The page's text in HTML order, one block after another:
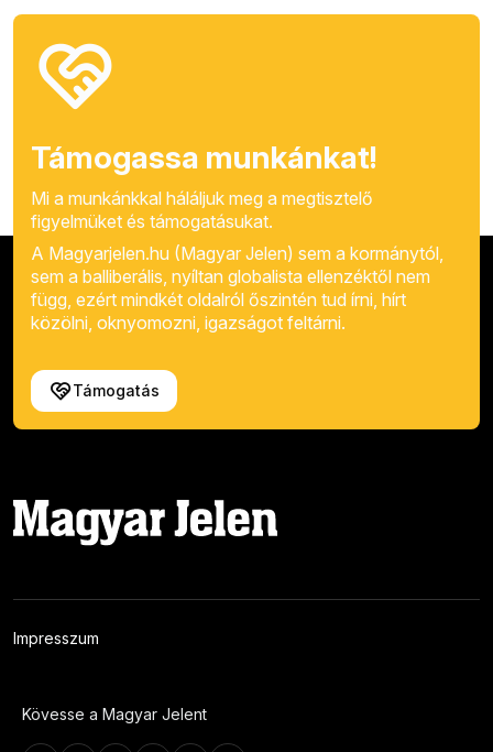
Támogassa munkánkat!
Mi a munkánkkal háláljuk meg a megtisztelő
figyelmüket és támogatásukat.
A Magyarjelen.hu (Magyar Jelen) sem a kormánytól,
sem a balliberális, nyíltan globalista ellenzéktől nem
függ, ezért mindkét oldalról őszintén tud írni, hírt
közölni, oknyomozni, igazságot feltárni.
Támogatás
Impresszum
Kövesse a Magyar Jelent